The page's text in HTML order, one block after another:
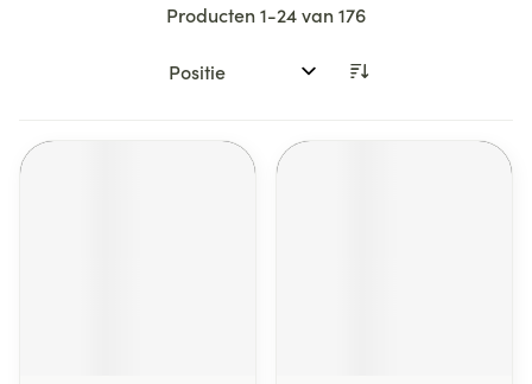
Producten1-24van176
Sorteer op: